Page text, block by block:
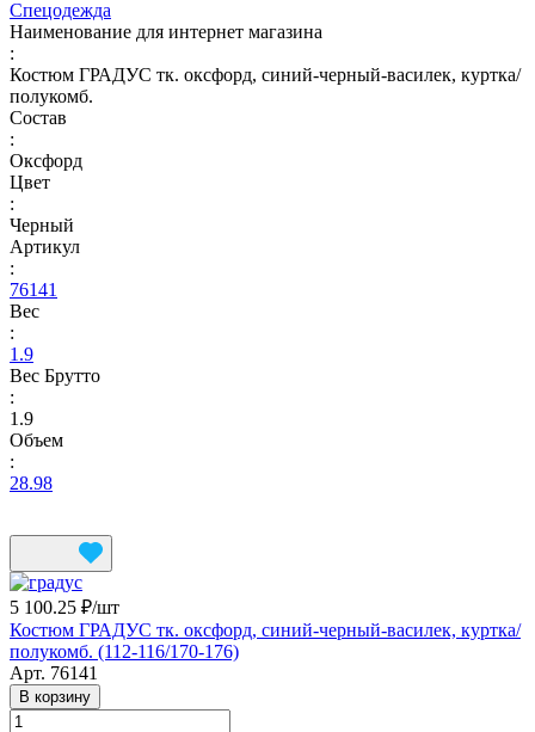
Спецодежда
Наименование для интернет магазина
:
Костюм ГРАДУС тк. оксфорд, синий-черный-василек, куртка/
полукомб.
Состав
:
Оксфорд
Цвет
:
Черный
Артикул
:
76141
Вес
:
1.9
Вес Брутто
:
1.9
Объем
:
28.98
5 100.25 ₽/шт
Костюм ГРАДУС тк. оксфорд, синий-черный-василек, куртка/
полукомб. (112-116/170-176)
Арт. 76141
В корзину